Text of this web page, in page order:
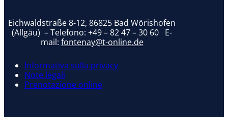
Eichwaldstraße 8-12, 86825 Bad Wörishofen
(Allgäu) – Telefono: +49 – 82 47 – 30 60 E-
mail: fontenay@t-online.de
Informativa sulla privacy
Note legali
Prenotazione online